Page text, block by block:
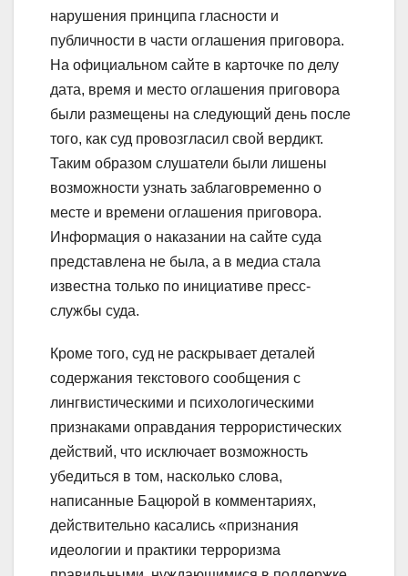
нарушения принципа гласности и
публичности в части оглашения приговора.
На официальном сайте в карточке по делу
дата, время и место оглашения приговора
были размещены на следующий день после
того, как суд провозгласил свой вердикт.
Таким образом слушатели были лишены
возможности узнать заблаговременно о
месте и времени оглашения приговора.
Информация о наказании на сайте суда
представлена не была, а в медиа стала
известна только по инициативе пресс-
службы суда.
Кроме того, суд не раскрывает деталей
содержания текстового сообщения с
лингвистическими и психологическими
признаками оправдания террористических
действий, что исключает возможность
убедиться в том, насколько слова,
написанные Бацюрой в комментариях,
действительно касались «признания
идеологии и практики терроризма